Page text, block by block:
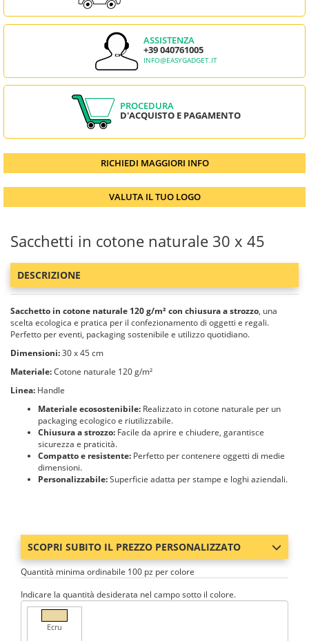
ASSISTENZA
+39 040761005
INFO@EASYGADGET.IT
PROCEDURA
D'ACQUISTO E PAGAMENTO
RICHIEDI MAGGIORI INFO
VALUTA IL TUO LOGO
Sacchetti in cotone naturale 30 x 45
DESCRIZIONE
Sacchetto in cotone naturale 120 g/m² con chiusura a strozzo, una
scelta ecologica e pratica per il confezionamento di oggetti e regali.
Perfetto per eventi, packaging sostenibile e utilizzo quotidiano.
Dimensioni:30 x 45 cm
Materiale:Cotone naturale 120 g/m²
Linea: Handle
Materiale ecosostenibile: Realizzato in cotone naturale per un
packaging ecologico e riutilizzabile.
Chiusura a strozzo: Facile da aprire e chiudere, garantisce
sicurezza e praticità.
Compatto e resistente: Perfetto per contenere oggetti di medie
dimensioni.
Personalizzabile:Superficie adatta per stampe e loghi aziendali.
SCOPRI SUBITO IL PREZZO PERSONALIZZATO
Quantità minima ordinabile 100 pz per colore
Indicare la quantità desiderata nel campo sotto il colore.
Ecru